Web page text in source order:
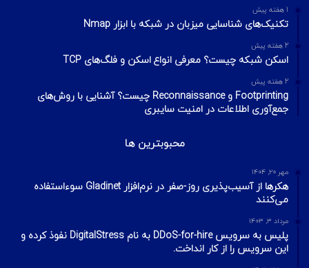
1 هفته پیش
تکنیک‌های شناسایی میزبان در شبکه با ابزار Nmap
2 هفته پیش
اسکن شبکه چیست؟ معرفی انواع اسکن و فلگ‌های TCP
2 هفته پیش
Footprinting و Reconnaissance چیست؟ آشنایی با روش‌های
جمع‌آوری اطلاعات در امنیت سایبری
محبوبترین ها
مهر ۲۰, ۱۴۰۴
هکرها از آسیب‌پذیری روز-صفر در نرم‌افزار Gladinet سوء‌استفاده
می‌کنند
مرداد ۳, ۱۴۰۳
پلیس به سرویس DDoS-for-hire به نام DigitalStress نفوذ کرده و
این سرویس را از کار انداخت.